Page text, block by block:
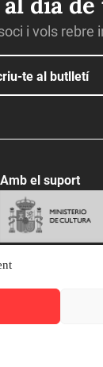
i vols
te al butlletí
Amb el suport